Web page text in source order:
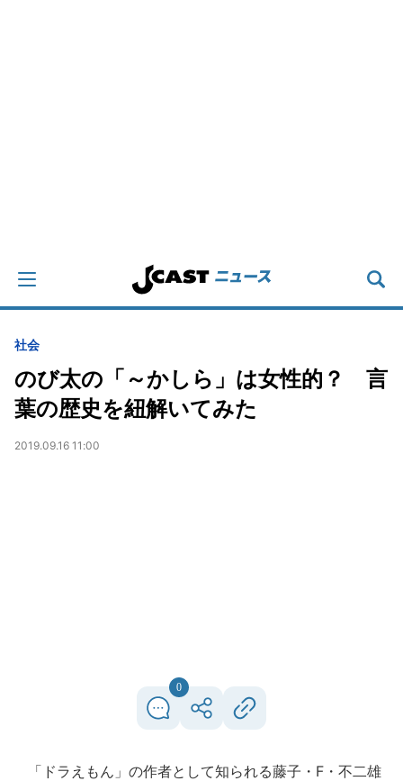
社会
のび太の「～かしら」は女性的？ 言
葉の歴史を紐解いてみた
2019.09.16 11:00
0
「ドラえもん」の作者として知られる藤子・F・不二雄